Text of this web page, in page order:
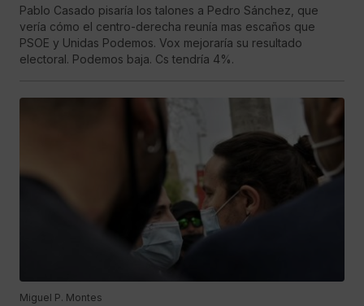
Pablo Casado pisaría los talones a Pedro Sánchez, que
vería cómo el centro-derecha reunía mas escaños que
PSOE y Unidas Podemos. Vox mejoraría su resultado
electoral. Podemos baja. Cs tendría 4%.
Miguel P. Montes